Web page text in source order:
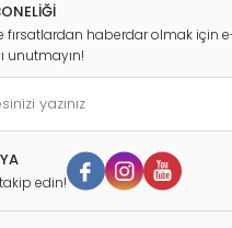
fırsatlardan haberdar olmak için
unutmayın!
edin!